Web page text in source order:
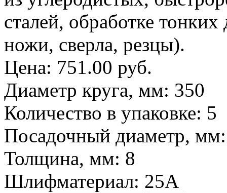
сталей, обработке
ножи, сверла, резцы).
Цена: 751.00 руб.
Диаметр круга, мм: 350
Количество в упаковке: 5
Посадочный диаметр, мм
Толщина, мм: 8
Шлифматериал: 25A